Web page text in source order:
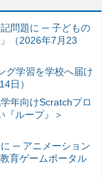
問題に ─ 子どもの
（2026年7月23
グ学習を学校へ届け
日）
年向けScratchプロ
ループ』＞
─ アニメーション
育ゲームポータル